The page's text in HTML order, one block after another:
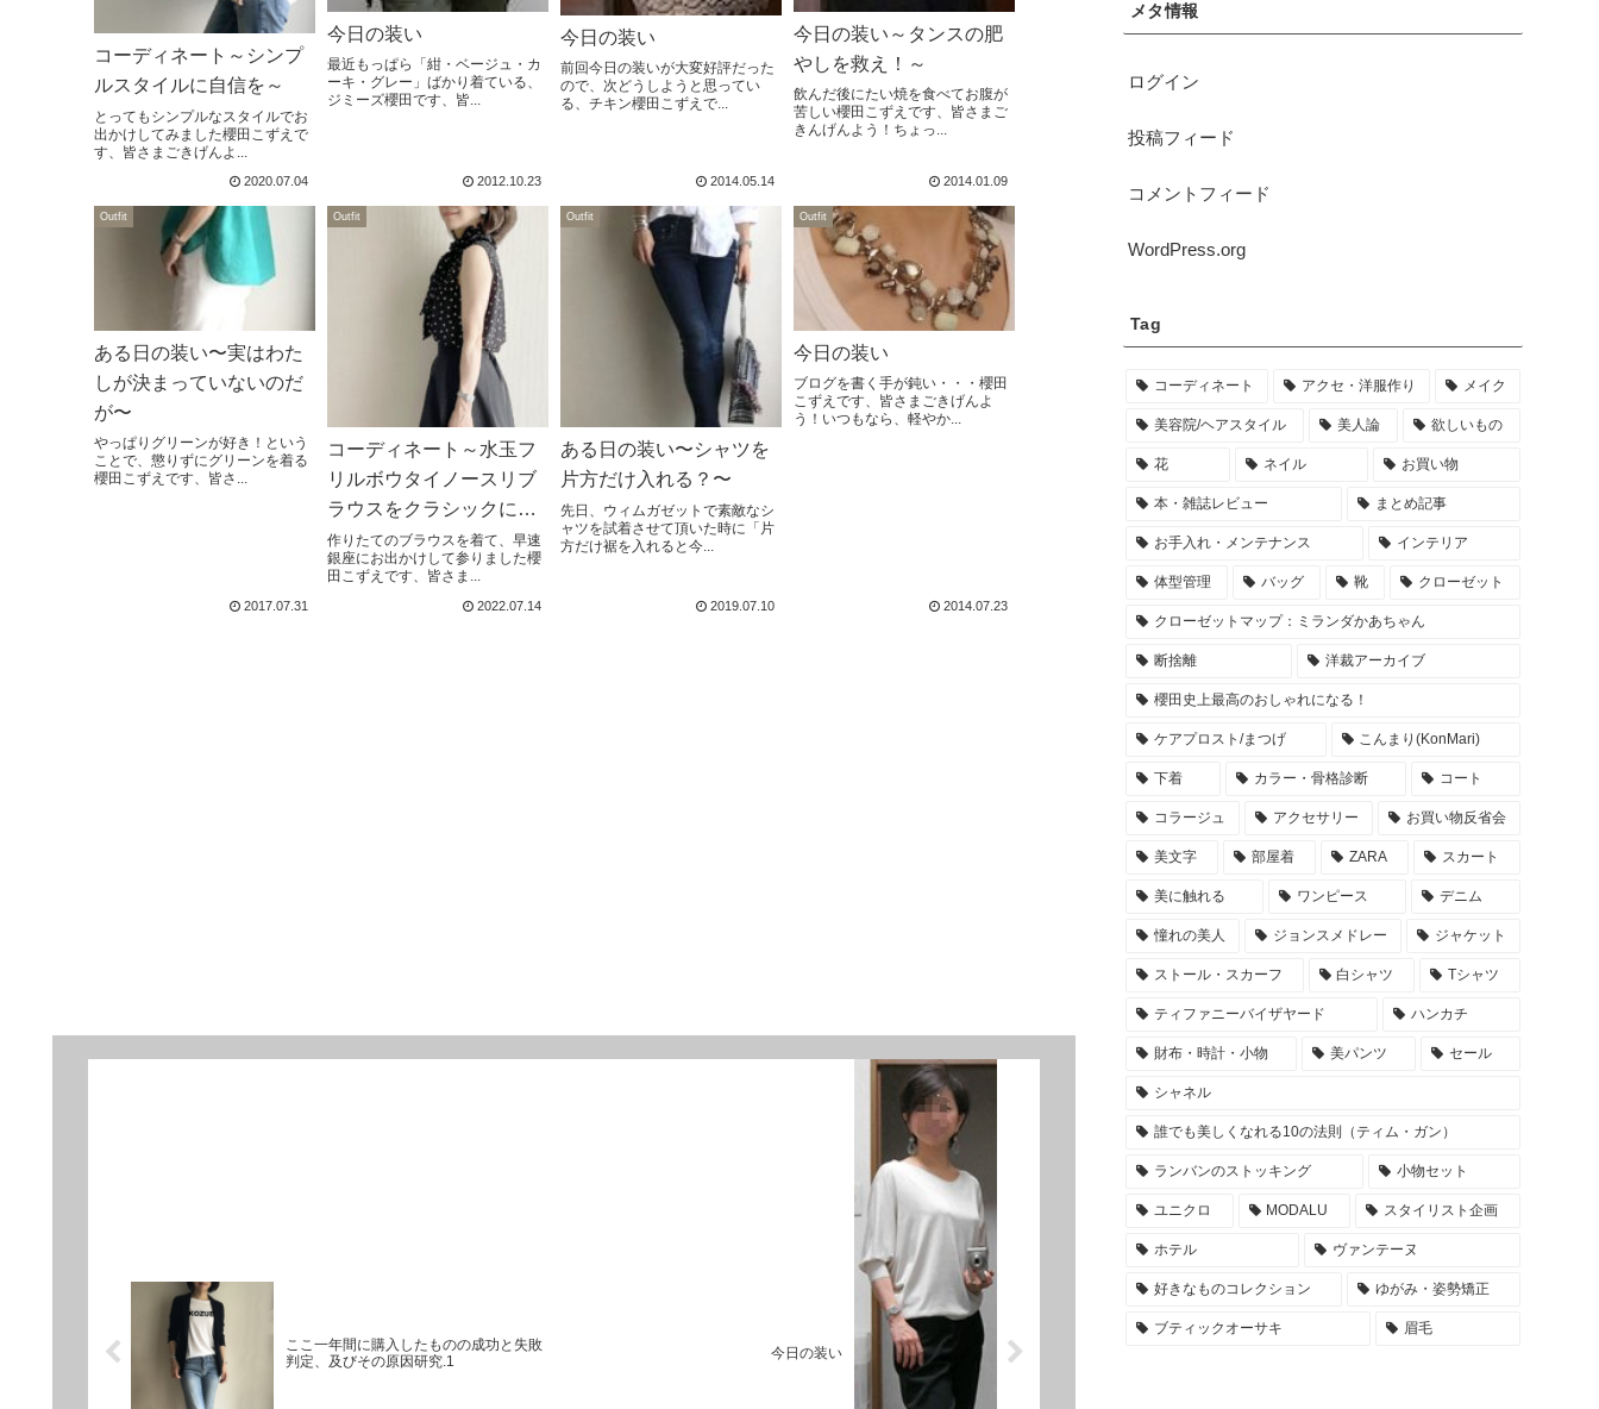
コーディネート～シンプ
ルスタイルに自信を～
とってもシンプルなスタイルでお
出かけしてみました櫻田こずえで
す、皆さまごきげんよ...
2020.07.04
今日の装い
最近もっぱら「紺・ベージュ・カ
ーキ・グレー」ばかり着ている、
ジミーズ櫻田です、皆...
2012.10.23
今日の装い
前回今日の装いが大変好評だった
ので、次どうしようと思ってい
る、チキン櫻田こずえで...
2014.05.14
今日の装い～タンスの肥
やしを救え！～
飲んだ後にたい焼を食べてお腹が
苦しい櫻田こずえです、皆さまご
きんげんよう！ちょっ...
2014.01.09
Outfit
ある日の装い〜実はわた
しが決まっていないのだ
が〜
やっぱりグリーンが好き！という
ことで、懲りずにグリーンを着る
櫻田こずえです、皆さ...
2017.07.31
Outfit
コーディネート～水玉フ
リルボウタイノースリブ
ラウスをクラシックに着
てみた～
作りたてのブラウスを着て、早速
銀座にお出かけして参りました櫻
田こずえです、皆さま...
2022.07.14
Outfit
ある日の装い〜シャツを
片方だけ入れる？〜
先日、ウィムガゼットで素敵なシ
ャツを試着させて頂いた時に「片
方だけ裾を入れると今...
2019.07.10
Outfit
今日の装い
ブログを書く手が鈍い・・・櫻田
こずえです、皆さまごきげんよ
う！いつもなら、軽やか...
2014.07.23
ここ一年間に購入したものの成功と失敗
判定、及びその原因研究.1
今日の装い
メタ情報
ログイン
投稿フィード
コメントフィード
WordPress.org
Tag
コーディネート アクセ・洋服作り メイク
美容院/ヘアスタイル 美人論 欲しいもの
花 ネイル お買い物
本・雑誌レビュー まとめ記事
お手入れ・メンテナンス インテリア
体型管理 バッグ 靴 クローゼット
クローゼットマップ：ミランダかあちゃん
断捨離 洋裁アーカイブ
櫻田史上最高のおしゃれになる！
ケアプロスト/まつげ こんまり(KonMari)
下着 カラー・骨格診断 コート
コラージュ アクセサリー お買い物反省会
美文字 部屋着 ZARA スカート
美に触れる ワンピース デニム
憧れの美人 ジョンスメドレー ジャケット
ストール・スカーフ 白シャツ Tシャツ
ティファニーバイザヤード ハンカチ
財布・時計・小物 美パンツ セール
シャネル
誰でも美しくなれる10の法則（ティム・ガン）
ランバンのストッキング 小物セット
ユニクロ MODALU スタイリスト企画
ホテル ヴァンテーヌ
好きなものコレクション ゆがみ・姿勢矯正
ブティックオーサキ 眉毛